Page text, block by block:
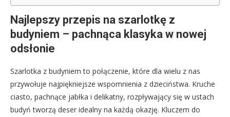
Najlepszy przepis na szarlotkę z
budyniem – pachnąca klasyka w nowej
odsłonie
Szarlotka z budyniem to połączenie, które dla wielu z nas
przywołuje najpiękniejsze wspomnienia z dzieciństwa. Kruche
ciasto, pachnące jabłka i delikatny, rozpływający się w ustach
budyń tworzą deser idealny na każdą okazję. Kluczem do